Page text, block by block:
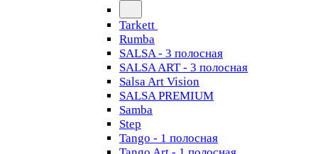
Tarkett
Rumba
SALSA - 3 полосная
SALSA ART - 3 полосная
Salsa Art Vision
SALSA PREMIUM
Samba
Step
Tango - 1 полосная